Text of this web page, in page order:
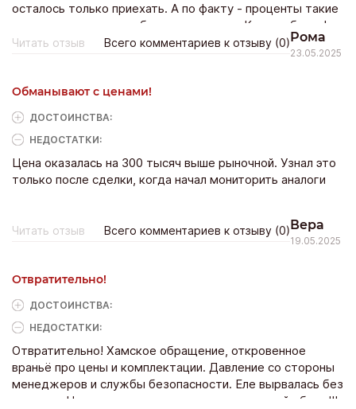
осталось только приехать. А по факту - проценты такие
дикие, что проще в рабство продаться. Козлы ебучие!
Читать отзыв Всего комментариев к отзыву (0)Рома
23.05.2025
Обманывают с ценами!
ДОСТОИНCТВА:
НЕДОСТАТКИ:
Цена оказалась на 300 тысяч выше рыночной. Узнал это
только после сделки, когда начал мониторить аналоги
Читать отзыв Всего комментариев к отзыву (0)Вера
19.05.2025
Отвратительно!
ДОСТОИНCТВА:
НЕДОСТАТКИ:
Отвратительно! Хамское обращение, откровенное
враньё про цены и комплектации. Давление со стороны
менеджеров и службы безопасности. Еле вырвалась без
кредита. Не ведитесь на их рекламу - сплошной обман!!!